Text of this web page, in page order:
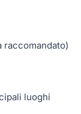
raccomandato)
luoghi